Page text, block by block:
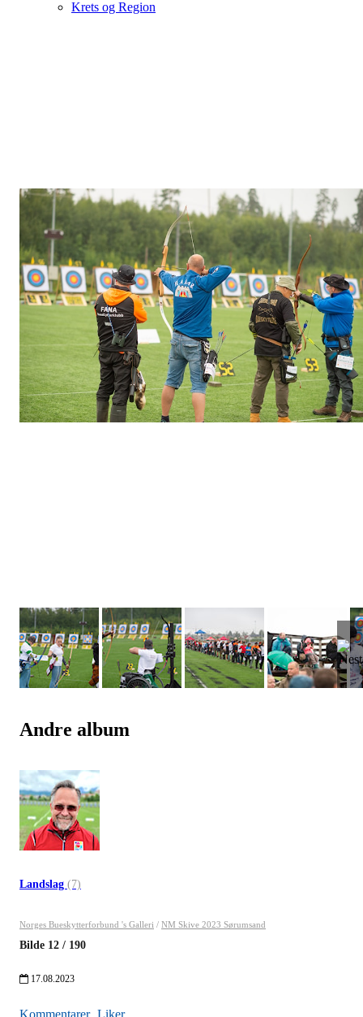
Krets og Region
Andre album
Landslag (7)
Norges Bueskytterforbund 's Galleri / NM Skive 2023 Sørumsand
Bilde 12 / 190
17.08.2023
Kommentarer Liker